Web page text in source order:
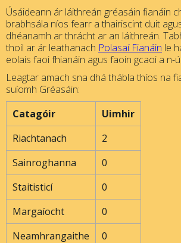
Úsáideann ár láithreán gréasáin fianáin
brabhsála níos fearr a thairiscint duit
dhéanamh ar thrácht ar an láithreán.
thoil ar ár leathanach Polasaí Fianáin le
eolais faoi fhianáin agus faoin gcaoi a n-
Leagtar amach sna dhá thábla thíos na
suíomh Gréasáin:
Catagóir
Uimhir
Riachtanach
2
Sainroghanna
0
Staitisticí
0
Margaíocht
0
Neamhrangaithe
0